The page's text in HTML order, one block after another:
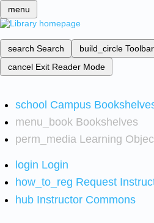
menu
search Search build_circle Toolbar
cancel Exit Reader Mode
school Campus
menu_book Bookshelves
perm_media Learning
login Login
how_to_reg Request
hub Instructor Commons